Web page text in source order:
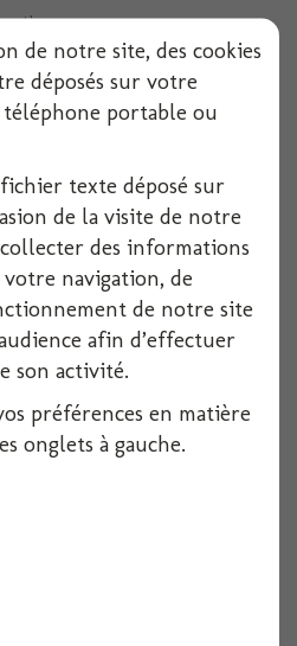
1 pièces
birthday 30 noir et...
de notre site, des cookies
déposés sur votre
portable ou
texte déposé sur
de la visite de notre
des informations
navigation, de
de notre site
afin d’effectuer
son activité.
préférences en matière
onglets à gauche.